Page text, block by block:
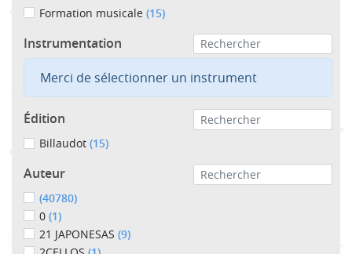
Formation musicale (15)
Instrumentation
Merci de sélectionner un instrument
Édition
Billaudot (15)
Auteur
(40780)
0 (1)
21 JAPONESAS (9)